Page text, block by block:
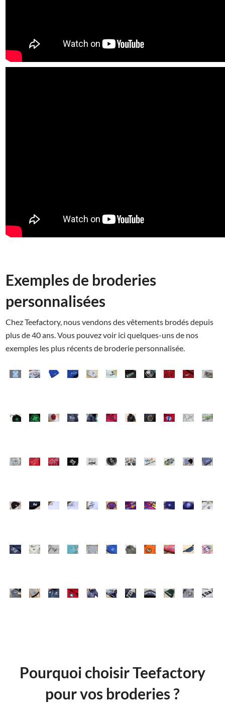
Exemples de broderies
personnalisées
Chez Teefactory, nous vendons des vêtements brodés depuis
plus de 40 ans. Vous pouvez voir ici quelques-uns de nos
exemples les plus récents de broderie personnalisée.
Pourquoi choisir Teefactory
pour vos broderies ?